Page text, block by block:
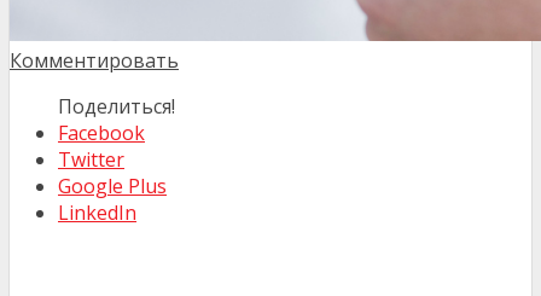
Комментировать
Поделиться!
Facebook
Twitter
Google Plus
LinkedIn